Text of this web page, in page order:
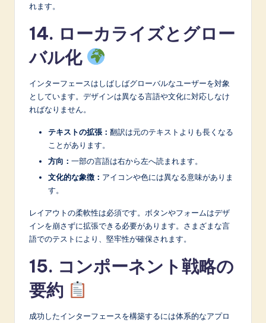
れます。
14. ローカライズとグロー
バル化
インターフェースはしばしばグローバルなユーザーを対象
としています。デザインは異なる言語や文化に対応しなけ
ればなりません。
テキストの拡張： 翻訳は元のテキストよりも長くなる
ことがあります。
方向： 一部の言語は右から左へ読まれます。
文化的な象徴： アイコンや色には異なる意味がありま
す。
レイアウトの柔軟性は必須です。ボタンやフォームはデザ
インを崩さずに拡張できる必要があります。さまざまな言
語でのテストにより、堅牢性が確保されます。
15. コンポーネント戦略の
要約
成功したインターフェースを構築するには体系的なアプロ